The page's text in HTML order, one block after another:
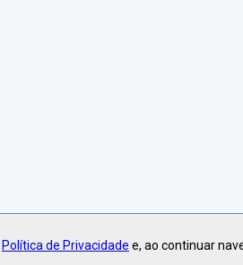
Política de Privacidade e, ao continuar